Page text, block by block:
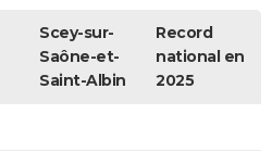
Scey-sur-
Saône-et-
Saint-Albin
Record
national en
2025